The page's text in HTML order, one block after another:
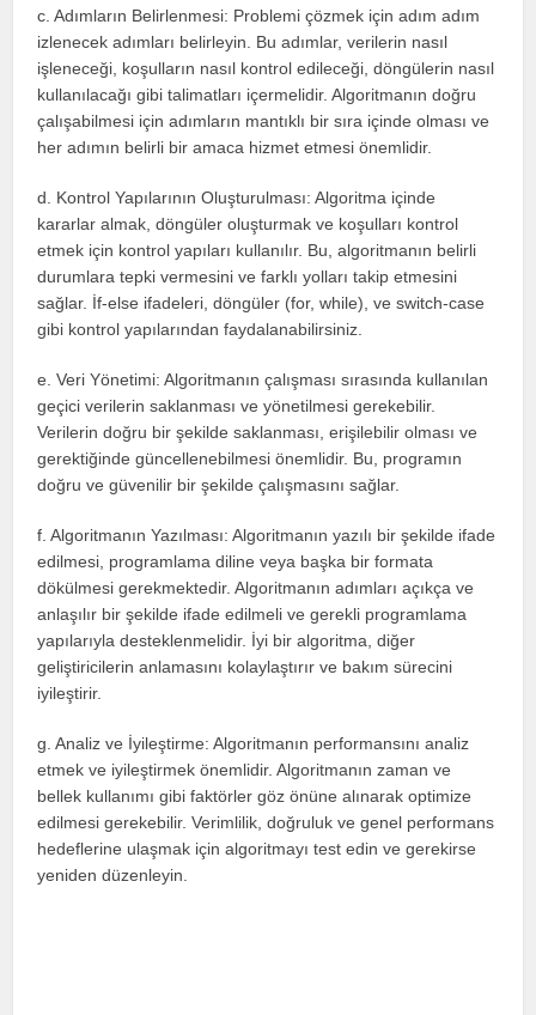
c. Adımların Belirlenmesi: Problemi çözmek için adım adım
izlenecek adımları belirleyin. Bu adımlar, verilerin nasıl
işleneceği, koşulların nasıl kontrol edileceği, döngülerin nasıl
kullanılacağı gibi talimatları içermelidir. Algoritmanın doğru
çalışabilmesi için adımların mantıklı bir sıra içinde olması ve
her adımın belirli bir amaca hizmet etmesi önemlidir.
d. Kontrol Yapılarının Oluşturulması: Algoritma içinde
kararlar almak, döngüler oluşturmak ve koşulları kontrol
etmek için kontrol yapıları kullanılır. Bu, algoritmanın belirli
durumlara tepki vermesini ve farklı yolları takip etmesini
sağlar. İf-else ifadeleri, döngüler (for, while), ve switch-case
gibi kontrol yapılarından faydalanabilirsiniz.
e. Veri Yönetimi: Algoritmanın çalışması sırasında kullanılan
geçici verilerin saklanması ve yönetilmesi gerekebilir.
Verilerin doğru bir şekilde saklanması, erişilebilir olması ve
gerektiğinde güncellenebilmesi önemlidir. Bu, programın
doğru ve güvenilir bir şekilde çalışmasını sağlar.
f. Algoritmanın Yazılması: Algoritmanın yazılı bir şekilde ifade
edilmesi, programlama diline veya başka bir formata
dökülmesi gerekmektedir. Algoritmanın adımları açıkça ve
anlaşılır bir şekilde ifade edilmeli ve gerekli programlama
yapılarıyla desteklenmelidir. İyi bir algoritma, diğer
geliştiricilerin anlamasını kolaylaştırır ve bakım sürecini
iyileştirir.
g. Analiz ve İyileştirme: Algoritmanın performansını analiz
etmek ve iyileştirmek önemlidir. Algoritmanın zaman ve
bellek kullanımı gibi faktörler göz önüne alınarak optimize
edilmesi gerekebilir. Verimlilik, doğruluk ve genel performans
hedeflerine ulaşmak için algoritmayı test edin ve gerekirse
yeniden düzenleyin.